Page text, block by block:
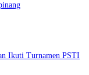
Ikuti Turnamen PSTI